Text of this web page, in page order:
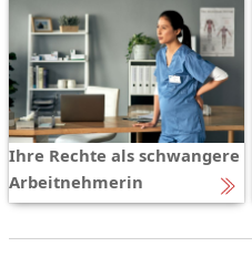
Ihre Rechte als schwangere
Arbeitnehmerin